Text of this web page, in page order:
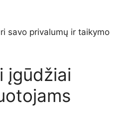
savo privalumų ir taikymo
įgūdžiai